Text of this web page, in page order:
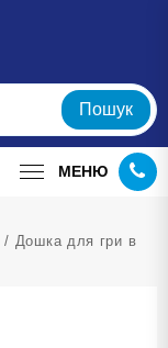
Пошук
МЕНЮ
/ Дошка для гри в